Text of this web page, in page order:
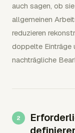
auch sagen, ob
allgemeinen
reduzieren
doppelte Einträge
nachträgliche